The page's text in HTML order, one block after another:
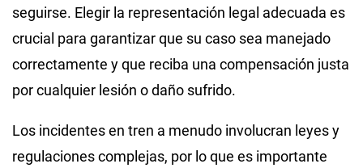
seguirse. Elegir la representación legal adecuada es
crucial para garantizar que su caso sea manejado
correctamente y que reciba una compensación justa
por cualquier lesión o daño sufrido.
Los incidentes en tren a menudo involucran leyes y
regulaciones complejas, por lo que es importante